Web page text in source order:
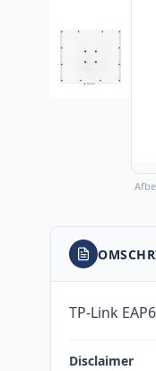
TP-Link
Disclaimer